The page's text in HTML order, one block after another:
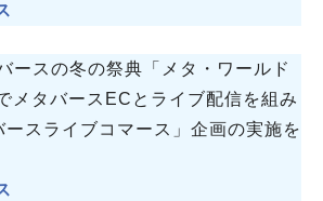
ースの冬の祭典「メタ・ワールド
メタバースECとライブ配信を組み
スライブコマース」企画の実施を